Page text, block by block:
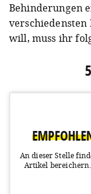
Behinderungen
will, muss ihr
An dieser Stelle
Artikel bereichern.